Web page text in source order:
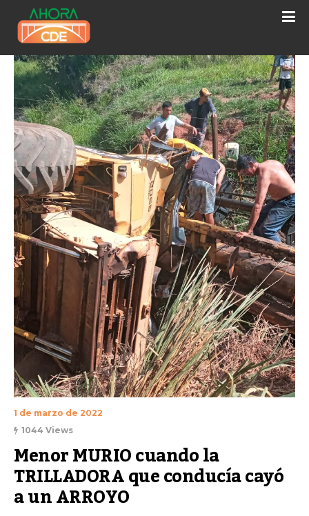
1 de marzo de 2022
1044 Views
Menor MURIO cuando la
TRILLADORA que conducía cayó
a un ARROYO